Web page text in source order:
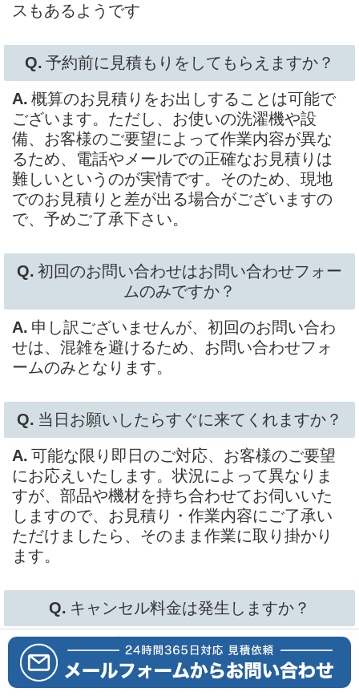
スもあるようです
予約前に見積もりをしてもらえますか？
概算のお見積りをお出しすることは可能で
ございます。ただし、お使いの洗濯機や設
備、お客様のご要望によって作業内容が異な
るため、電話やメールでの正確なお見積りは
難しいというのが実情です。そのため、現地
でのお見積りと差が出る場合がございますの
で、予めご了承下さい。
初回のお問い合わせはお問い合わせフォー
ムのみですか？
申し訳ございませんが、初回のお問い合わ
せは、混雑を避けるため、お問い合わせフォ
ームのみとなります。
当日お願いしたらすぐに来てくれますか？
可能な限り即日のご対応、お客様のご要望
にお応えいたします。状況によって異なりま
すが、部品や機材を持ち合わせてお伺いいた
しますので、お見積り・作業内容にご了承い
ただけましたら、そのまま作業に取り掛かり
ます。
キャンセル料金は発生しますか？
出張予約確定後のキャンセルはキャンセル
料が発生します。